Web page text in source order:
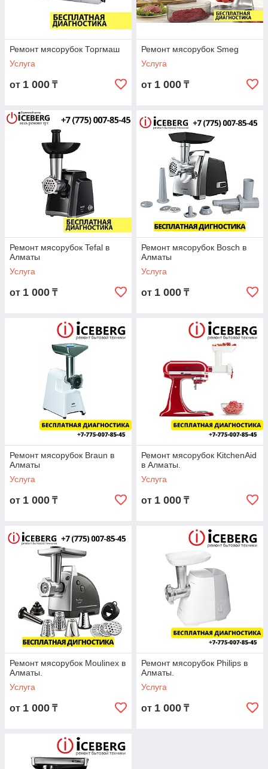
Ремонт мясорубок Торгмаш
Услуга
от 1 000 ₸
Ремонт мясорубок Smeg
Услуга
от 1 000 ₸
Ремонт мясорубок Tefal в
Алматы
Услуга
от 1 000 ₸
Ремонт мясорубок Bosch в
Алматы
Услуга
от 1 000 ₸
Ремонт мясорубок Braun в
Алматы
Услуга
от 1 000 ₸
Ремонт мясорубок KitchenAid
в Алматы.
Услуга
от 1 000 ₸
Ремонт мясорубок Moulinex в
Алматы.
Услуга
от 1 000 ₸
Ремонт мясорубок Philips в
Алматы.
Услуга
от 1 000 ₸